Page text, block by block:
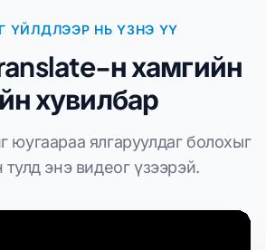
ҮЙЛДЛЭЭР НЬ ҮЗНЭ ҮҮ
н хамгийн
хувилбар
юугаараа ялгаруулдаг болохыг
энэ видеог үзээрэй.